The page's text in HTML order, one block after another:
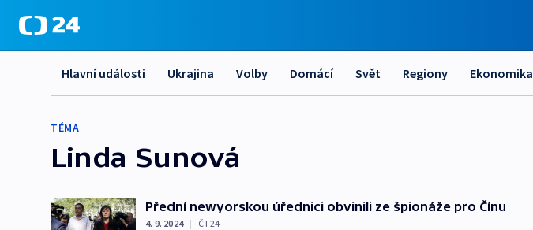
Hlavní události Ukrajina Volby Domácí Svět Regiony Ekonomika
TÉMA
Linda Sunová
Přední newyorskou úřednici obvinili ze špionáže pro Čínu
4. 9. 2024 | ČT24